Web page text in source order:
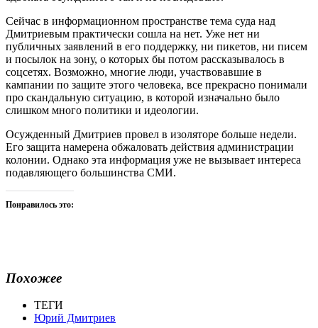
Сейчас в информационном пространстве тема суда над
Дмитриевым практически сошла на нет. Уже нет ни
публичных заявлений в его поддержку, ни пикетов, ни писем
и посылок на зону, о которых бы потом рассказывалось в
соцсетях. Возможно, многие люди, участвовавшие в
кампании по защите этого человека, все прекрасно понимали
про скандальную ситуацию, в которой изначально было
слишком много политики и идеологии.
Осужденный Дмитриев провел в изоляторе больше недели.
Его защита намерена обжаловать действия администрации
колонии. Однако эта информация уже не вызывает интереса
подавляющего большинства СМИ.
Понравилось это:
Похожее
ТЕГИ
Юрий Дмитриев